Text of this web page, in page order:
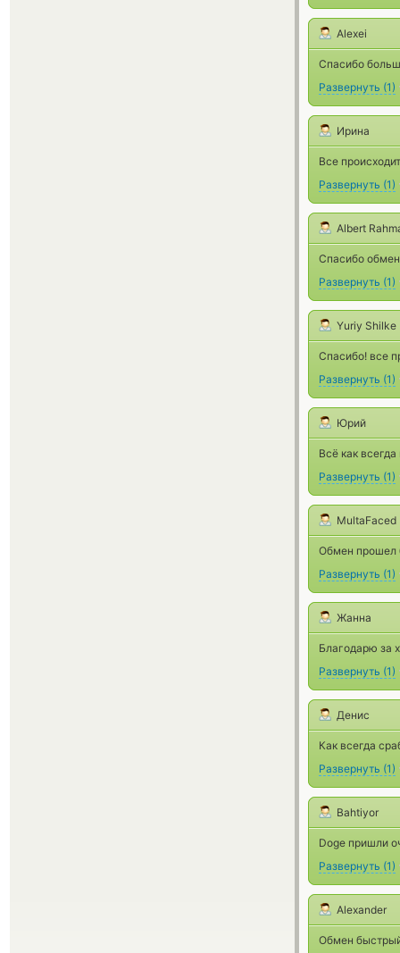
Alexei
Спасибо
Развернуть (1)
Ирина
Все
Развернуть (1)
Albert
Спасибо
Развернуть (1)
Yuriy Shilke
Спасибо! все
Развернуть (1)
Юрий
Всё как
Развернуть (1)
MultaFaced
Обмен прошел
Развернуть (1)
Жанна
Благодарю за
Развернуть (1)
Денис
Как всегда
Развернуть (1)
Bahtiyor
Doge пришли
Развернуть (1)
Alexander
Обмен